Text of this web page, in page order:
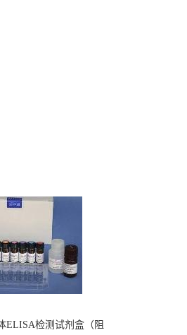
ELISA检测试剂盒（阻